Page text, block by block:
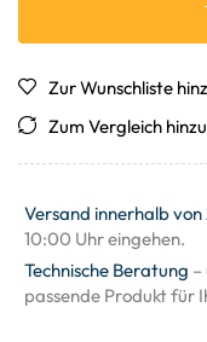
Zur Wunschliste
Zum Vergleich
Versand innerhalb von
10:00 Uhr eingehen.
Technische Beratung –
passende Produkt für